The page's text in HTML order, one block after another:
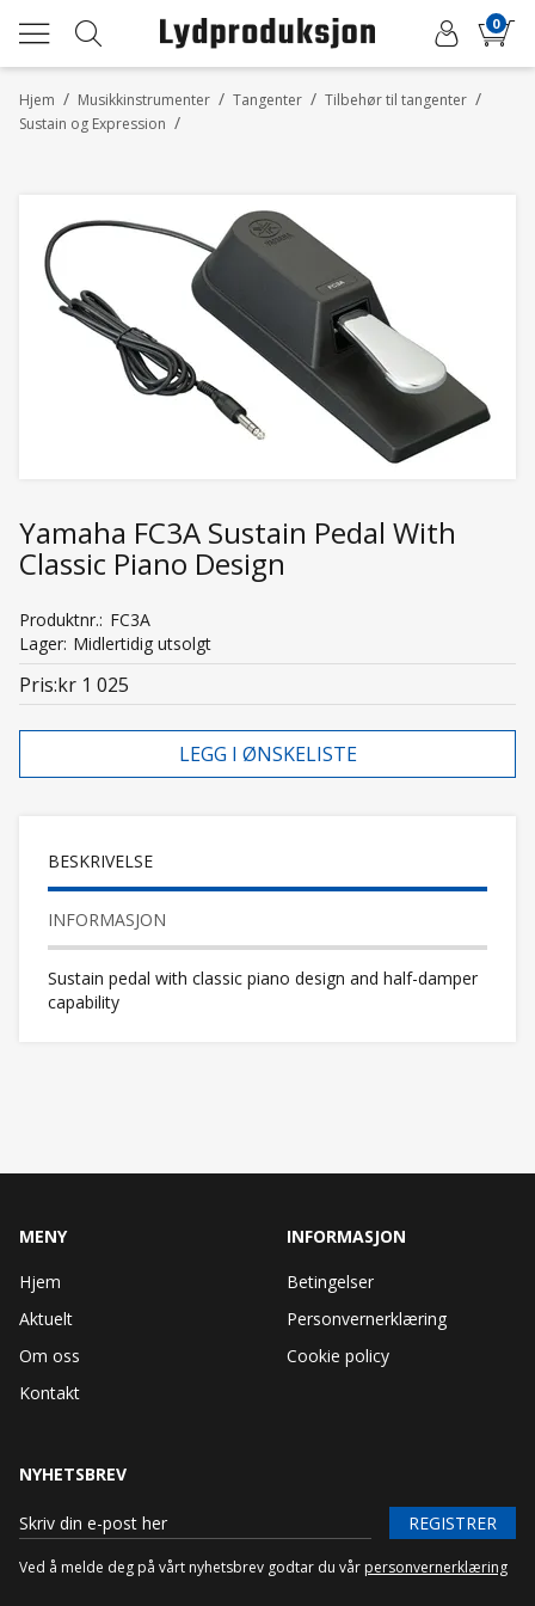
0
/
Hjem /
Musikkinstrumenter /
Tangenter /
Tilbehør til tangenter
/
Sustain og Expression
Yamaha FC3A Sustain Pedal With
Classic Piano Design
Produktnr. FC3A
Lager Midlertidig utsolgt
Pris kr 1 025
LEGG I ØNSKELISTE
BESKRIVELSE
INFORMASJON
Sustain pedal with classic piano design and half-damper
capability
MENY
Hjem
Aktuelt
Om oss
Kontakt
INFORMASJON
Betingelser
Personvernerklæring
Cookie policy
NYHETSBREV
REGISTRER
Ved å melde deg på vårt nyhetsbrev godtar du vår personvernerklæring